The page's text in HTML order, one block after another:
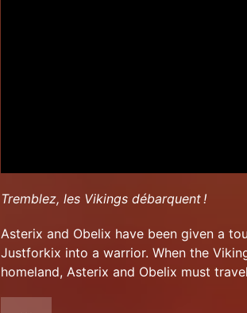
Tremblez, les Vikings débarquent !
Asterix and Obelix have been given a
Justforkix into a warrior. When the
homeland, Asterix and Obelix must